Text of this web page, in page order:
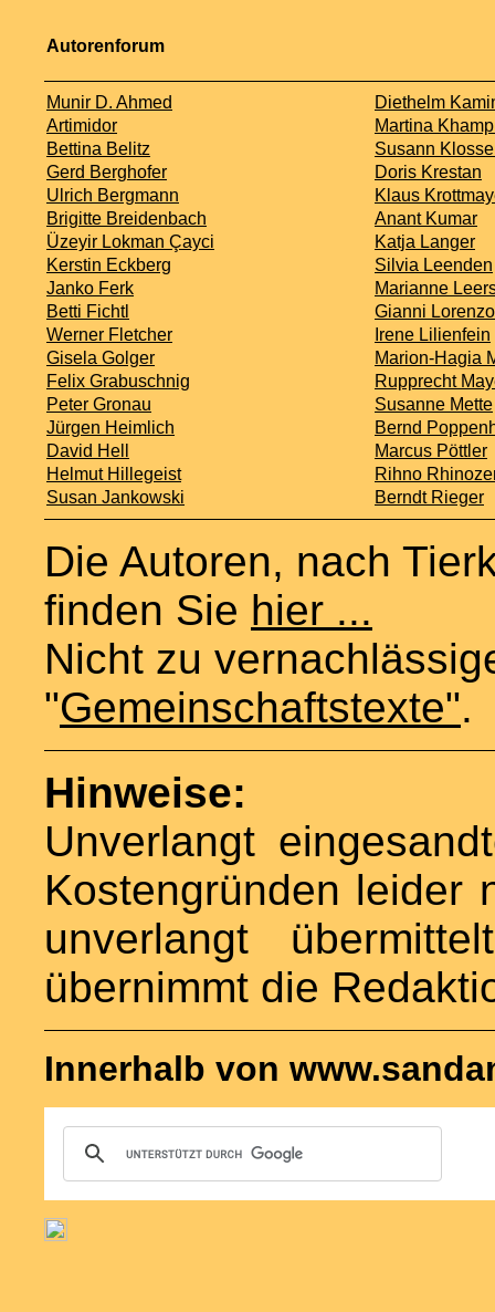
Autorenforum
Munir D. Ahmed
Diethelm
Artimidor
Martina
Bettina Belitz
Susann
Gerd Berghofer
Doris Krestan
Ulrich Bergmann
Klaus
Brigitte Breidenbach
Anant Kumar
Üzeyir Lokman Çayci
Katja Langer
Kerstin Eckberg
Silvia Leenden
Janko Ferk
Marianne
Betti Fichtl
Gianni
Werner Fletcher
Irene Lilienfein
Gisela Golger
Marion-Hagia
Felix Grabuschnig
Rupprecht
Peter Gronau
Susanne Mette
Jürgen Heimlich
Bernd
David Hell
Marcus Pöttler
Helmut Hillegeist
Rihno
Susan Jankowski
Berndt Rieger
Die Autoren, nach
finden Sie hier ...
Nicht zu
"Gemeinschaftstexte".
Hinweise:
Unverlangt
Kostengründen leider
unverlangt
übernimmt die
Innerhalb von